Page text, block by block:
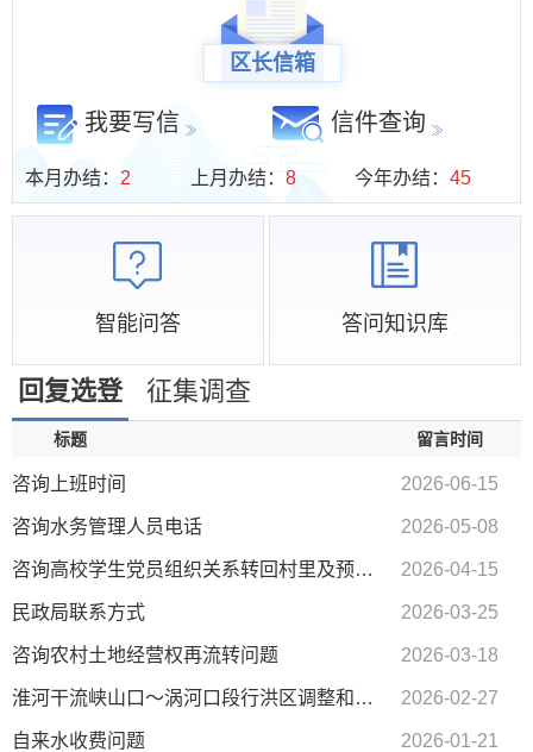
区长信箱
我要写信 信件查询
本月办结： 2 上月办结： 8 今年办结：45
智能问答 答问知识库
回复选登 征集调查
标题 留言时间
咨询上班时间 2026-06-15
咨询水务管理人员电话 2026-05-08
咨询高校学生党员组织关系转回村里及预备党员转正相关流程 2026-04-15
民政局联系方式 2026-03-25
咨询农村土地经营权再流转问题 2026-03-18
淮河干流峡山口～涡河口段行洪区调整和建设工程沿淮各村拆迁事宜 2026-02-27
自来水收费问题 2026-01-21